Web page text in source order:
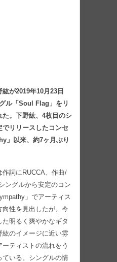
が2019年10月23日
ル「Soul Flag」をリ
た。下野紘、4枚目のシ
でリリースしたコンセ
」以来、約7ヶ月ぶり
詞にRUCCA、作曲/
ングルから安定のコン
」でアーティス
向性を見出したが、今
明るく爽やかなギタ
紘のイメージに近い雰
ティストの流れをう
ている。シングルの情